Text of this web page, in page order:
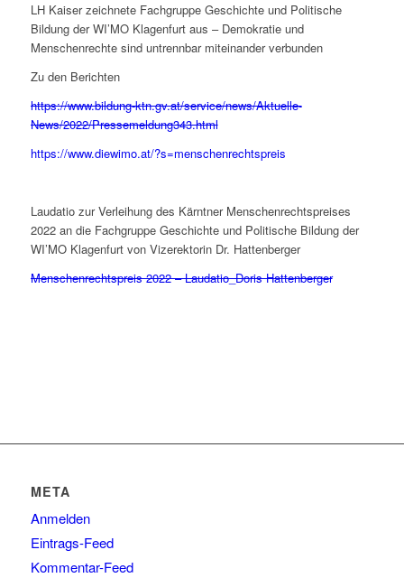
LH Kaiser zeichnete Fachgruppe Geschichte und Politische
Bildung der WI’MO Klagenfurt aus – Demokratie und
Menschenrechte sind untrennbar miteinander verbunden
Zu den Berichten
https://www.bildung-ktn.gv.at/service/news/Aktuelle-
News/2022/Pressemeldung343.html
https://www.diewimo.at/?s=menschenrechtspreis
Laudatio zur Verleihung des Kärntner Menschenrechtspreises
2022 an die Fachgruppe Geschichte und Politische Bildung der
WI’MO Klagenfurt von Vizerektorin Dr. Hattenberger
Menschenrechtspreis 2022 – Laudatio_Doris Hattenberger
META
Anmelden
Eintrags-Feed
Kommentar-Feed